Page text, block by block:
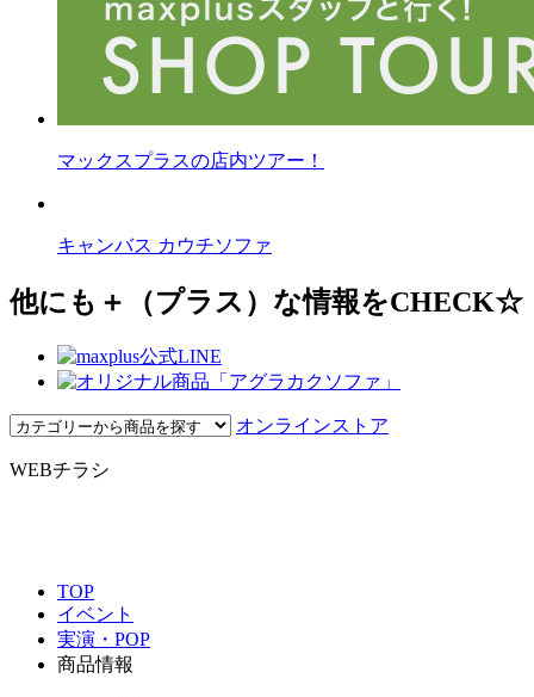
マックスプラスの店内ツアー！
キャンバス カウチソファ
他にも＋（プラス）な情報をCHECK☆
オンラインストア
WEBチラシ
TOP
イベント
実演・POP
商品情報